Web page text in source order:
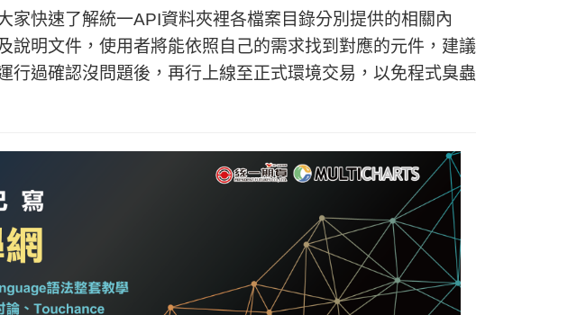
家快速了解統一API資料夾裡各檔案目錄分別提供的相關內
說明文件，使用者將能依照自己的需求找到對應的元件，建議
行過確認沒問題後，再行上線至正式環境交易，以免程式臭蟲